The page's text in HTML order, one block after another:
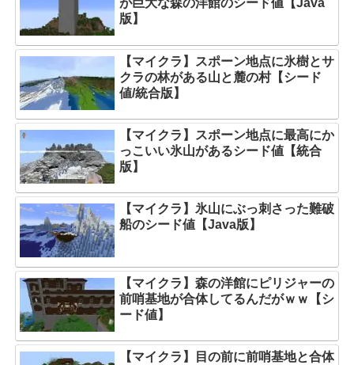
が巨大な森の洋館のシード値【Java
版】
【マイクラ】スポーン地点に氷樹とサ
クラの林がある山と麓の村【シード
値/統合版】
【マイクラ】スポーン地点に最高にか
っこいい氷山があるシード値【統合
版】
【マイクラ】氷山にぶっ刺さった難破
船のシード値【Java版】
【マイクラ】森の洋館にピリジャーの
前哨基地が合体してるんだがｗｗ【シ
ード値】
【マイクラ】目の前に前哨基地と合体